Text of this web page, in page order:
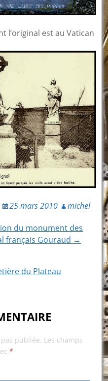
l’original est au Vatican
25 mars 2010 michel
du monument des
français Gouraud →
du Plateau
publiée. Les champs
*